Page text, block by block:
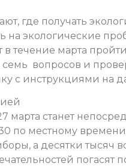
где получать
на экологические
в течение марта
семь вопросов и
с инструкциями на
марта станет
по местному
а десятки тысяч
погасят